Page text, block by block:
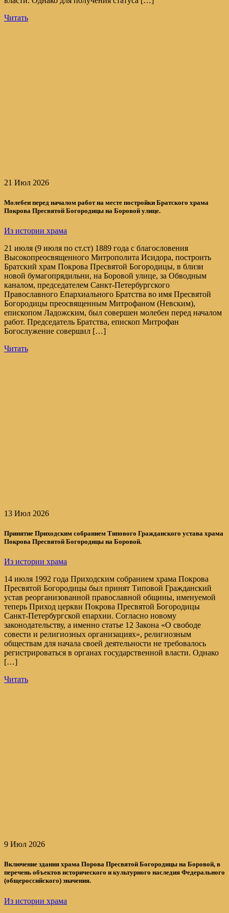
Читать
21 Июл 2026
Молебен перед началом работ на месте постройки Братского храма
Покрова Пресвятой Богородицы на Боровой улице.
Из истории храма
21 июля (9 июля по ст.ст) 1889 года с благословения
Высокопреосвященного Митрополита Исидора, построить
Братский храм Покрова Пресвятой Богородицы, в близи
новой бумагопрядильни, на Боровой улице, за Обводным
каналом, председателем Санкт-Петербургского
Православного Епархиального Братства во имя Пресвятой
Богородицы преосвященным Митрофаном (Невским),
епископом Ладожским, был совершен молебен перед началом
работ. Председатель Братства, епископ Митрофан
Богослужение совершил […]
Читать
13 Июл 2026
Принятие Приходским собранием Типового Гражданского устава храма
Покрова Пресвятой Богородицы на Боровой.
Из истории храма
14 июля 1992 года Приходским собранием храма Покрова
Пресвятой Богородицы был принят Типовой Гражданский
устав реорганизованной православной общины, именуемой
теперь Приход церкви Покрова Пресвятой Богородицы
Санкт-Петербургской епархии. Согласно новому
законодательству, а именно статье 12 Закона «О свободе
совести и религиозных организациях», религиозным
обществам для начала своей деятельности не требовалось
регистрироваться в органах государственной власти. Однако
[…]
Читать
9 Июл 2026
Включение здания храма Порова Пресвятой Богородицы на Боровой, в
перечень объектов исторического и культурного наследия Федерального
(общероссийского) значения.
Из истории храма